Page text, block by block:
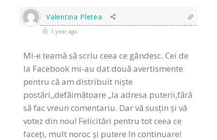
Valentina Pletea
1 year ago
Mi-e teamă să scriu ceea ce gândesc. Cei de
la Facebook mi-au dat două avertismente
pentru că am distribuit niște
postări,,defăimătoare „la adresa puterii,fără
să fac vreun comentariu. Dar vă susțin și vă
votez din nou! Felicitări pentru tot ceea ce
faceți, mult noroc și putere în continuare!